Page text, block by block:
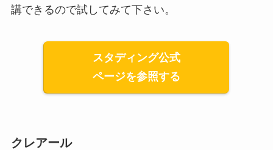
講できるので試してみて下さい。
スタディング公式
ページを参照する
クレアール